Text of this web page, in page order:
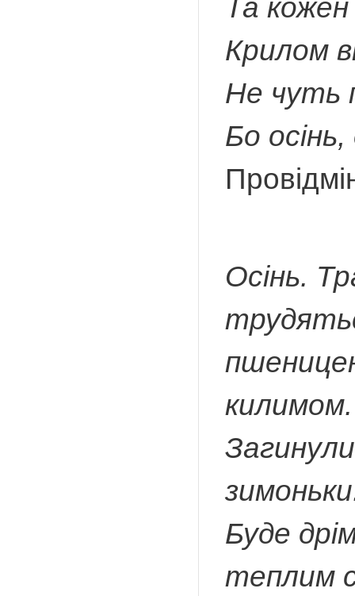
Та
Крилом
Не чуть
Бо
Осінь.
килимом.
Буде
теплим